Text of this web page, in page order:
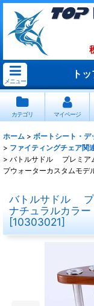
メニュー
ト
カテゴリ マイページ
ホーム > ボートシート・
> ファイティングチェア関
> バトルサドル プレミア
プウォーターカスタムモデ
バトルサドル プ
ナチュラルカラ
[10303021]